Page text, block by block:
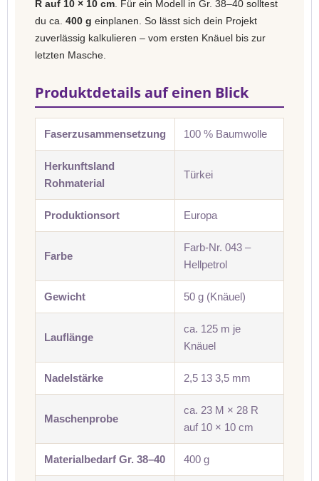
R auf 10 × 10 cm . Für ein Modell in Gr. 38–40 solltest
du ca. 400 g einplanen. So lässt sich dein Projekt
zuverlässig kalkulieren – vom ersten Knäuel bis zur
letzten Masche.
Produktdetails auf einen Blick
Faserzusammensetzung 100 % Baumwolle
Herkunftsland
Rohmaterial
Türkei
Produktionsort Europa
Farbe
Farb-Nr. 043 –
Hellpetrol
Gewicht 50 g (Knäuel)
Lauflänge
ca. 125 m je
Knäuel
Nadelstärke 2,5 13 3,5 mm
Maschenprobe
ca. 23 M × 28 R
auf 10 × 10 cm
Materialbedarf Gr. 38–40 400 g